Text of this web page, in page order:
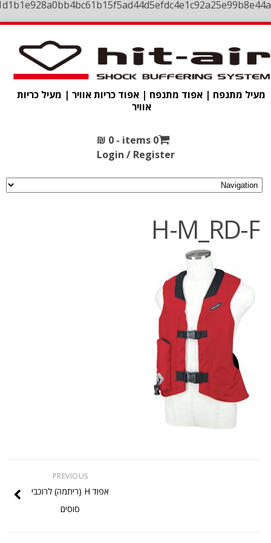
מעיל מתנפח | אפוד מתנפח | אפוד כריות אוויר | מעיל כריות
אוויר
0 items -
₪ 0
Login / Register
H-M_RD-F
PREVIOUS
אפוד H (ריתמה) לרוכבי
סוסים